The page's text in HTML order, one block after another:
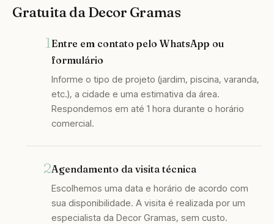
Gratuita da Decor Gramas
Entre em contato pelo WhatsApp ou
formulário
Informe o tipo de projeto (jardim, piscina, varanda,
etc.), a cidade e uma estimativa da área.
Respondemos em até 1 hora durante o horário
comercial.
Agendamento da visita técnica
Escolhemos uma data e horário de acordo com
sua disponibilidade. A visita é realizada por um
especialista da Decor Gramas, sem custo.